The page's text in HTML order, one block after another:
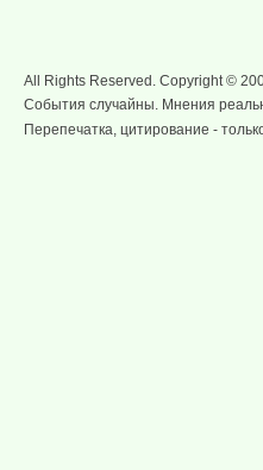
All Rights Reserved. Copyright ©
События случайны. Мнения
Перепечатка, цитирование -